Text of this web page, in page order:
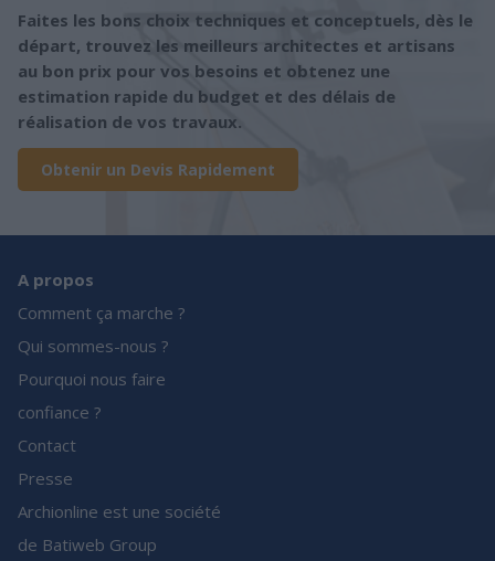
Faites les bons choix techniques et conceptuels, dès le
départ, trouvez les meilleurs architectes et artisans
au bon prix pour vos besoins et obtenez une
estimation rapide du budget et des délais de
réalisation de vos travaux.
Obtenir un Devis Rapidement
A propos
Comment ça marche ?
Qui sommes-nous ?
Pourquoi nous faire
confiance ?
Contact
Presse
Archionline est une société
de Batiweb Group